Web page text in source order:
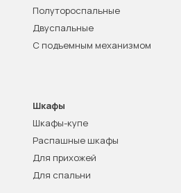
Полутороспальные
Двуспальные
С подъемным механизмом
Шкафы
Шкафы-купе
Распашные шкафы
Для прихожей
Для спальни